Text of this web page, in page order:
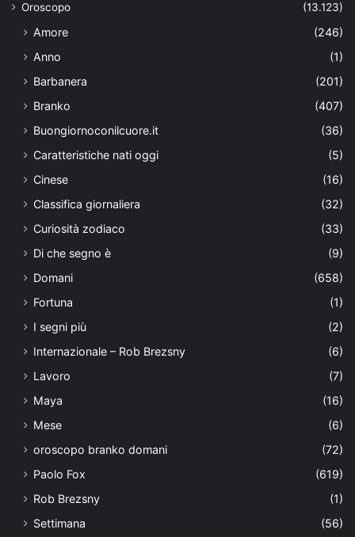
Oroscopo (13.123)
Amore
(246)
Anno
(1)
Barbanera
(201)
Branko
(407)
Buongiornoconilcuore.it
(36)
Caratteristiche nati oggi
(5)
Cinese
(16)
Classifica giornaliera
(32)
Curiosità zodiaco
(33)
Di che segno è
(9)
Domani
(658)
Fortuna
(1)
I segni più
(2)
Internazionale – Rob Brezsny
(6)
Lavoro
(7)
Maya
(16)
Mese
(6)
oroscopo branko domani
(72)
Paolo Fox
(619)
Rob Brezsny
(1)
Settimana
(56)